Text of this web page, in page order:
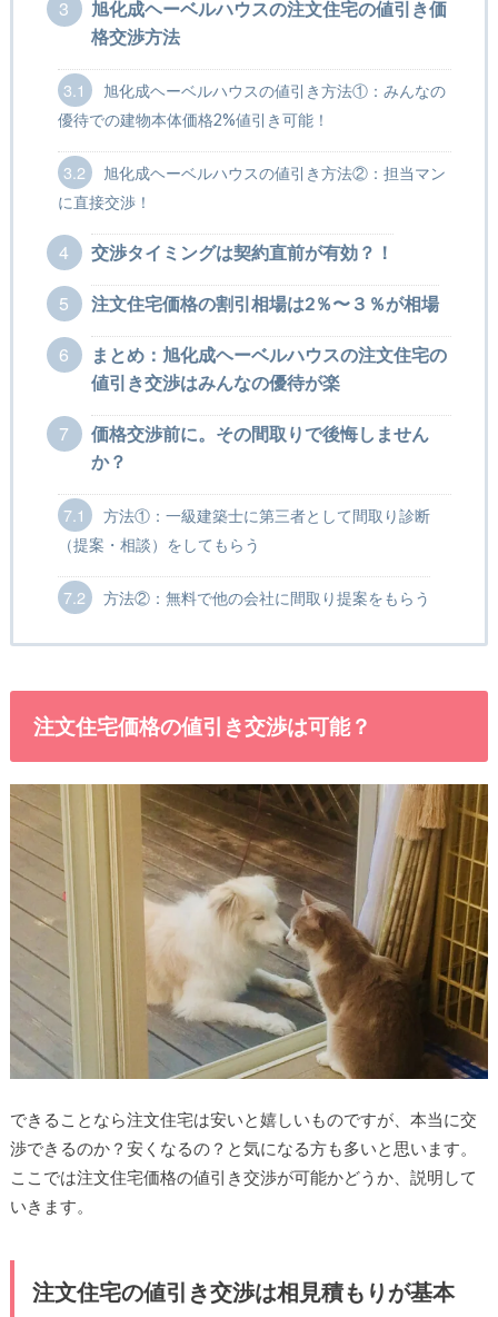
3
旭化成ヘーベルハウスの注文住宅の値引き価
格交渉方法
3.1
旭化成ヘーベルハウスの値引き方法①：みんなの
優待での建物本体価格2%値引き可能！
3.2
旭化成ヘーベルハウスの値引き方法②：担当マン
に直接交渉！
4 交渉タイミングは契約直前が有効？！
5 注文住宅価格の割引相場は2％〜３％が相場
6
まとめ：旭化成ヘーベルハウスの注文住宅の
値引き交渉はみんなの優待が楽
7
価格交渉前に。その間取りで後悔しません
か？
7.1
方法①：一級建築士に第三者として間取り診断
（提案・相談）をしてもらう
7.2 方法②：無料で他の会社に間取り提案をもらう
注文住宅価格の値引き交渉は可能？
できることなら注文住宅は安いと嬉しいものですが、本当に交
渉できるのか？安くなるの？と気になる方も多いと思います。
ここでは注文住宅価格の値引き交渉が可能かどうか、説明して
いきます。
注文住宅の値引き交渉は相見積もりが基本